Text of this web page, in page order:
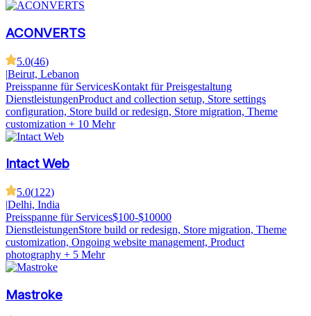
ACONVERTS
5.0(46)
|Beirut, Lebanon
Preisspanne für ServicesKontakt für Preisgestaltung
DienstleistungenProduct and collection setup, Store settings
configuration, Store build or redesign, Store migration, Theme
customization + 10 Mehr
Intact Web
5.0(122)
|Delhi, India
Preisspanne für Services$100-$10000
DienstleistungenStore build or redesign, Store migration, Theme
customization, Ongoing website management, Product
photography + 5 Mehr
Mastroke